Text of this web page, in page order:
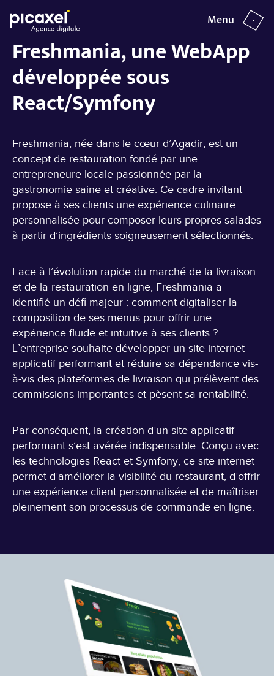
Menu
ANNÉE
2025
TYPE
WebApp | React | Symfony
Freshmania
Freshmania, une WebApp
développée sous
React/Symfony
Freshmania, née dans le cœur d’Agadir, est un
concept de restauration fondé par une
entrepreneure locale passionnée par la
gastronomie saine et créative. Ce cadre invitant
propose à ses clients une expérience culinaire
personnalisée pour composer leurs propres salades
à partir d’ingrédients soigneusement sélectionnés.
Face à l’évolution rapide du marché de la livraison
et de la restauration en ligne, Freshmania a
identifié un défi majeur : comment digitaliser la
composition de ses menus pour offrir une
expérience fluide et intuitive à ses clients ?
L’entreprise souhaite développer un site internet
applicatif performant et réduire sa dépendance vis-
à-vis des plateformes de livraison qui prélèvent des
commissions importantes et pèsent sa rentabilité.
Par conséquent, la création d’un site applicatif
performant s’est avérée indispensable. Conçu avec
les technologies React et Symfony, ce site internet
permet d’améliorer la visibilité du restaurant, d’offrir
une expérience client personnalisée et de maîtriser
pleinement son processus de commande en ligne.